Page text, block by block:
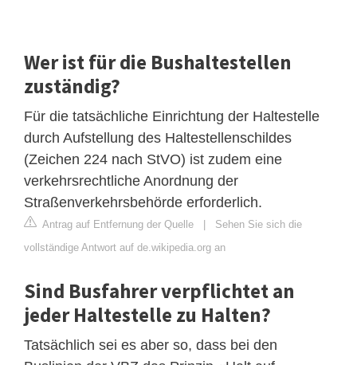
Wer ist für die Bushaltestellen
zuständig?
Für die tatsächliche Einrichtung der Haltestelle
durch Aufstellung des Haltestellenschildes
(Zeichen 224 nach StVO) ist zudem eine
verkehrsrechtliche Anordnung der
Straßenverkehrsbehörde erforderlich.
Antrag auf Entfernung der Quelle | Sehen Sie sich die
vollständige Antwort auf de.wikipedia.org an
Sind Busfahrer verpflichtet an
jeder Haltestelle zu Halten?
Tatsächlich sei es aber so, dass bei den